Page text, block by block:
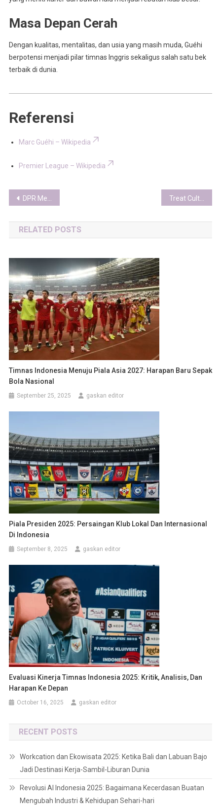
Masa Depan Cerah
Dengan kualitas, mentalitas, dan usia yang masih muda, Guéhi
berpotensi menjadi pilar timnas Inggris sekaligus salah satu bek
terbaik di dunia.
Referensi
Marc Guéhi – Wikipedia
Premier League – Wikipedia
Post
navigation
DPR Mendesak Presiden Prabowo Segera Tetapkan RPP Manajemen ASN
RELATED POSTS
Timnas Indonesia Menuju Piala Asia 2027: Harapan Baru Sepak
Bola Nasional
September 25, 2025 gaskan editor
Piala Presiden 2025: Persaingan Klub Lokal Dan Internasional
Di Indonesia
September 8, 2025 gaskan editor
Evaluasi Kinerja Timnas Indonesia 2025: Kritik, Analisis, Dan
Harapan Ke Depan
October 16, 2025 gaskan editor
RECENT POSTS
Workcation dan Ekowisata 2025: Ketika Bali dan Labuan Bajo
Jadi Destinasi Kerja-Sambil-Liburan Dunia
Revolusi AI Indonesia 2025: Bagaimana Kecerdasan Buatan
Mengubah Industri & Kehidupan Sehari-hari